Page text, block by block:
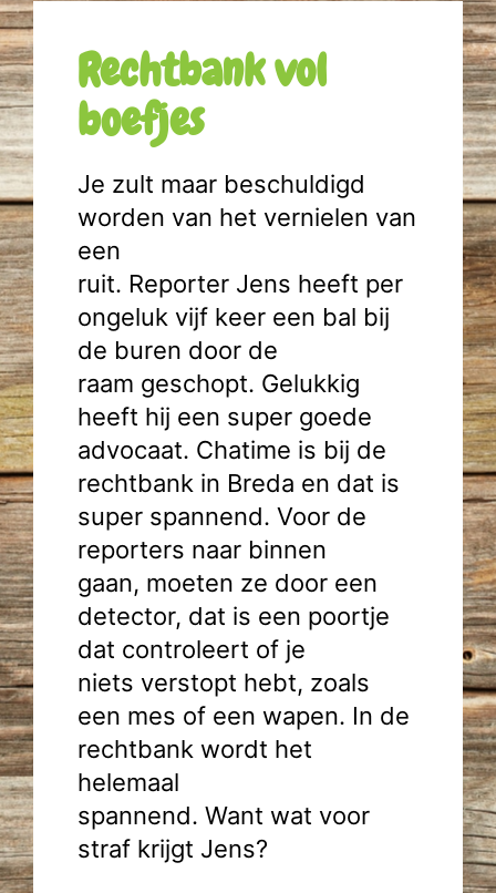
Rechtbank vol
boefjes
Je zult maar beschuldigd
worden van het vernielen van
een
ruit. Reporter Jens heeft per
ongeluk vijf keer een bal bij
de buren door de
raam geschopt. Gelukkig
heeft hij een super goede
advocaat. Chatime is bij de
rechtbank in Breda en dat is
super spannend. Voor de
reporters naar binnen
gaan, moeten ze door een
detector, dat is een poortje
dat controleert of je
niets verstopt hebt, zoals
een mes of een wapen. In de
rechtbank wordt het
helemaal
spannend. Want wat voor
straf krijgt Jens?